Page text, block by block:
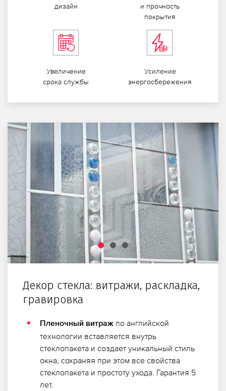
дизайн
и прочность
покрытия
Увели­чение
срока службы
Усиление
энерго­сбере­жения
Декор стекла: витражи, раскладка,
гравировка
Пленочный витраж по английской
технологии вставляется внутрь
стеклопакета и создает уникальный стиль
окна, сохраняя при этом все свойства
стеклопакета и простоту ухода. Гарантия 5
лет.